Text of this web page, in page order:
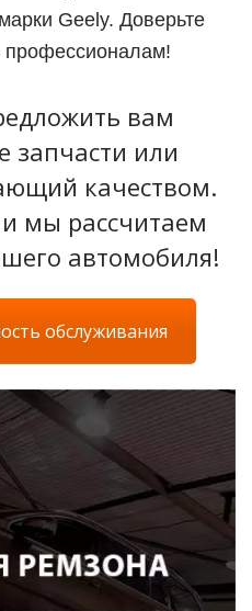
Geely. Доверьте
профессионалам!
вам
запчасти или
качеством.
мы рассчитаем
автомобиля!
обслуживания